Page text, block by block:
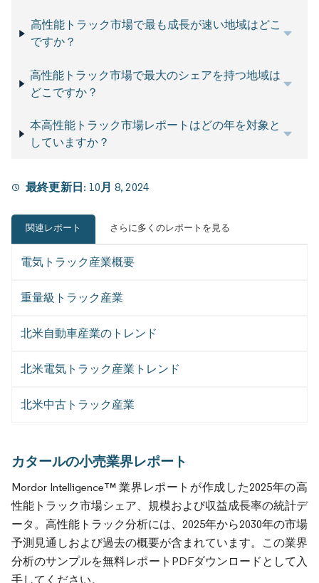
高性能トラック市場で最も成長が速い地域はどこ
ですか？
高性能トラック市場で最大のシェアを持つ地域は
どこですか？
本高性能トラック市場レポートはどの年を対象と
していますか？
最終更新日: 10月 8, 2024
関連レポート さらに多くのレポートを見る
電気トラック産業概要
重量級トラック産業
北米自動車産業のトレンド
北米電気トラック産業トレンド
北米中古トラック産業
カタールの小売業界レポート
Mordor Intelligence™ 業界レポートが作成した2025年の高
性能トラック市場シェア、規模および収益成長率の統計デ
ータ。高性能トラック分析には、2025年から2030年の市場
予測見通しおよび過去の概要が含まれています。この業界
分析のサンプルを無料レポートPDFダウンロードとして入
手してください。